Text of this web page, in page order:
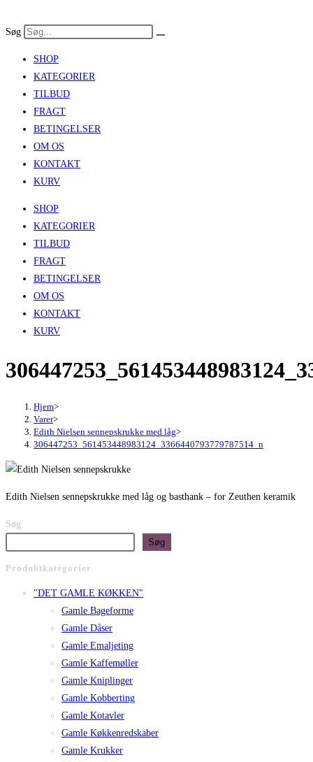
to
Søg
SHOP
KATEGORIER
TILBUD
FRAGT
BETINGELSER
OM OS
KONTAKT
KURV
SHOP
KATEGORIER
TILBUD
FRAGT
BETINGELSER
OM OS
KONTAKT
KURV
Hjem>
Varer>
Edith Nielsen sennepskrukke med låg>
306447253_561453448983124_3366440793779787514_n
Edith Nielsen sennepskrukke med låg og basthank – for Zeuthen keramik
Søg
Søg
Produktkategorier
"DET GAMLE KØKKEN"
Gamle Bageforme
Gamle Dåser
Gamle Emaljeting
Gamle Kaffemøller
Gamle Kniplinger
Gamle Kobberting
Gamle Kotavler
Gamle Køkkenredskaber
Gamle Krukker